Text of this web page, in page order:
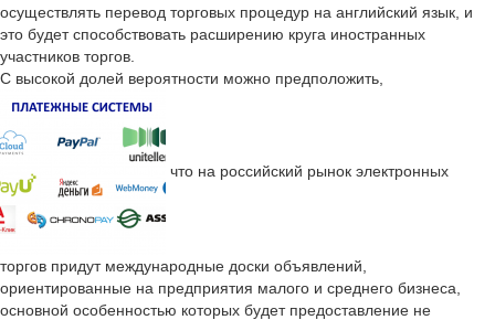
осуществлять перевод торговых процедур на английский язык, и
это будет способствовать расширению круга иностранных
участников торгов.
С высокой долей вероятности можно предположить,
что на российский рынок электронных
торгов придут международные доски объявлений,
ориентированные на предприятия малого и среднего бизнеса,
основной особенностью которых будет предоставление не